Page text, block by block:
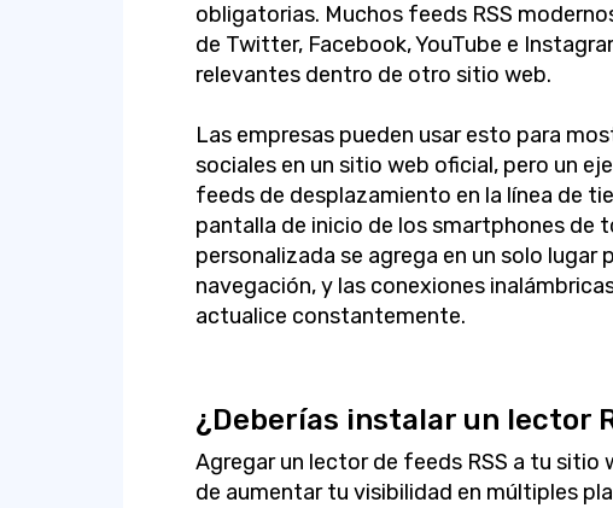
obligatorias. Muchos feeds RSS
de Twitter, Facebook, YouTube e
relevantes dentro de otro sitio web.
Las empresas pueden usar esto para
sociales en un sitio web oficial, pero un
feeds de desplazamiento en la línea de
pantalla de inicio de los smartphones de
personalizada se agrega en un solo lugar
navegación, y las conexiones
actualice constantemente.
¿Deberías instalar un lector
Agregar un lector de feeds RSS a tu sitio
de aumentar tu visibilidad en múltiples